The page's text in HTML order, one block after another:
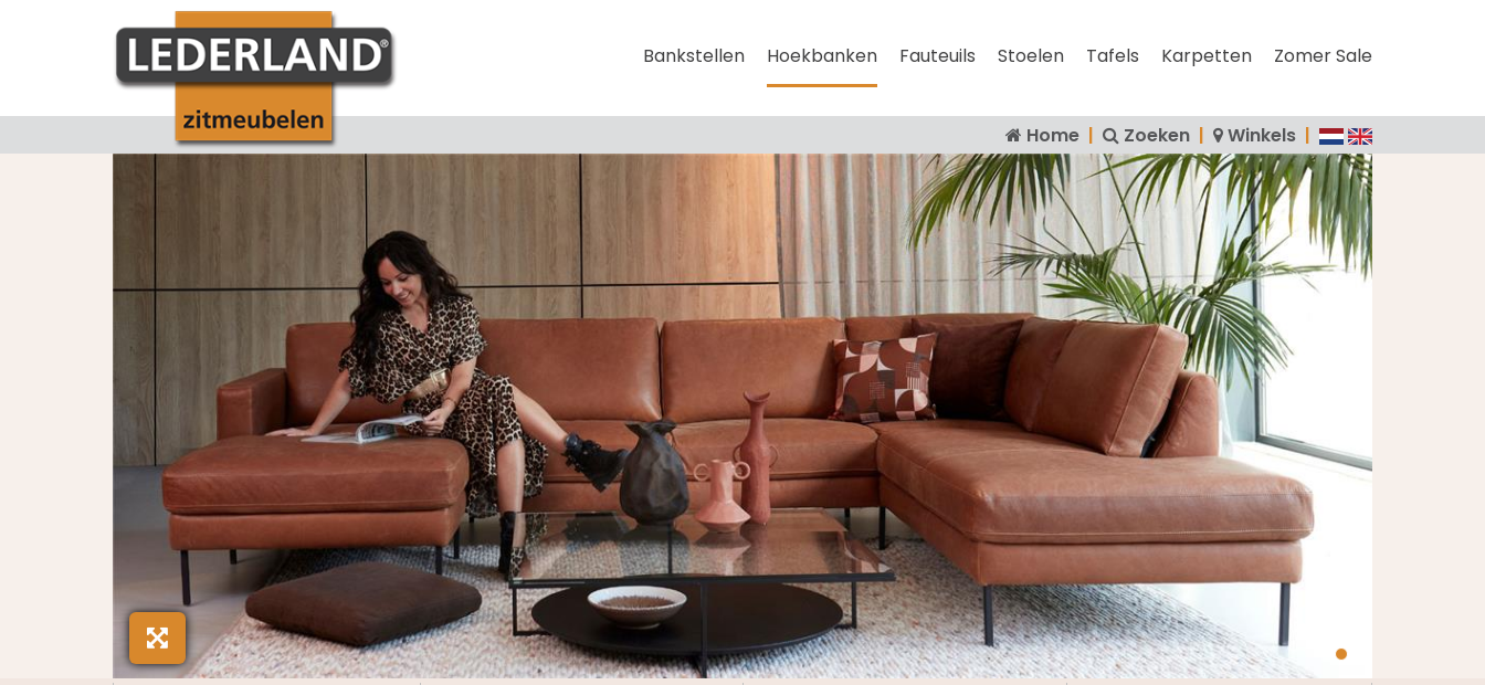
Bankstellen Hoekbanken Fauteuils Stoelen Tafels Karpetten Zomer Sale
Home | Zoeken | Winkels |